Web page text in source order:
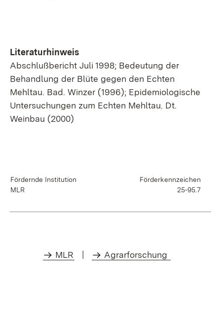
Literaturhinweis
Abschlußbericht Juli 1998; Bedeutung der
Behandlung der Blüte gegen den Echten
Mehltau. Bad. Winzer (1996); Epidemiologische
Untersuchungen zum Echten Mehltau. Dt.
Weinbau (2000)
Fördernde Institution
MLR
Förderkennzeichen
25-95.7
MLR Agrarforschung